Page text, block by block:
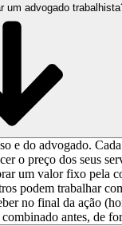
um advogado
e do advogado.
o preço dos seus
um valor fixo pela
podem trabalhar
no final da ação
antes, de